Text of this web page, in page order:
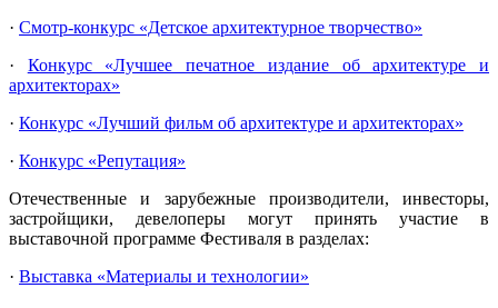
· Смотр-конкурс «Детское архитектурное творчество»
· Конкурс «Лучшее печатное издание об архитектуре и
архитекторах»
· Конкурс «Лучший фильм об архитектуре и архитекторах»
· Конкурс «Репутация»
Отечественные и зарубежные производители, инвесторы,
застройщики, девелоперы могут принять участие в
выставочной программе Фестиваля в разделах:
· Выставка «Материалы и технологии»